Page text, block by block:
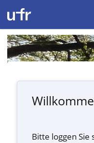
Bitte loggen Sie